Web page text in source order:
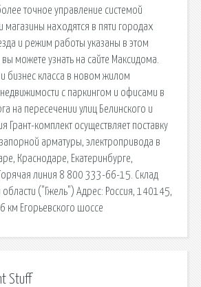
точное управление системой
находятся в пяти городах
и режим работы указаны в этом
можете узнать на сайте Максидома.
бизнес класса в новом жилом
с паркингом и офисами в
на пересечении улиц Белинского и
Грант-комплект осуществляет поставку
арматуры, электропривода в
Краснодаре, Екатеринбурге,
линия 8 800 333-66-15. Склад
("Гжель") Адрес: Россия, 140145,
км Егорьевского шоссе
Stuff